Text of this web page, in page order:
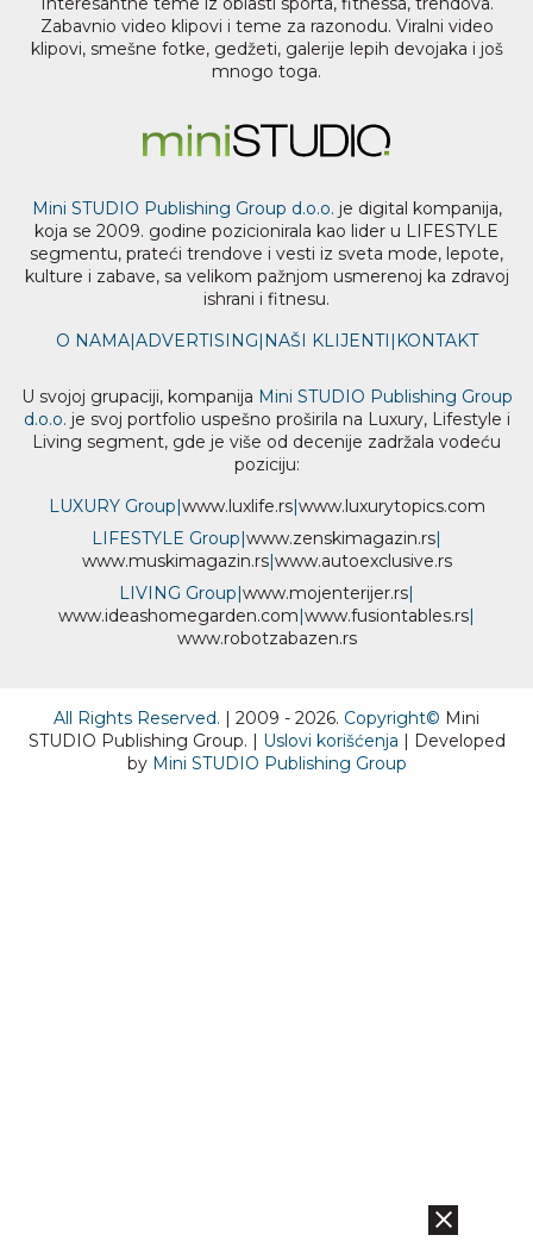
Zabavnio video klipovi i teme za razonodu. Viralni video
klipovi, smešne fotke, gedžeti, galerije lepih devojaka i još
mnogo toga.
Mini STUDIO Publishing Group d.o.o. je digital kompanija,
koja se 2009. godine pozicionirala kao lider u LIFESTYLE
segmentu, prateći trendove i vesti iz sveta mode, lepote,
kulture i zabave, sa velikom pažnjom usmerenoj ka zdravoj
ishrani i fitnesu.
O NAMA| ADVERTISING NAŠI KLIJENTI KONTAKT
U svojoj grupaciji, kompanija Mini STUDIO Publishing Group
d.o.o. je svoj portfolio uspešno proširila na Luxury, Lifestyle i
Living segment, gde je više od decenije zadržala vodeću
poziciju:
LUXURY Group www. luxlife.rs| www. luxurytopics.com
LIFESTYLE Group www.zenskimagazin.rs
www.muskimagazin.rs| www.autoexclusive.rs
LIVING Group www.mojenterijer.rs
www.ideashomegarden.com www.fusiontables.rs
www.robotzabazen.rs
All Rights Reserved. | 2009 - 2026. Copyright© Mini
STUDIO Publishing Group. | Uslovi korišćenja
| Developed
by Mini STUDIO Publishing Group